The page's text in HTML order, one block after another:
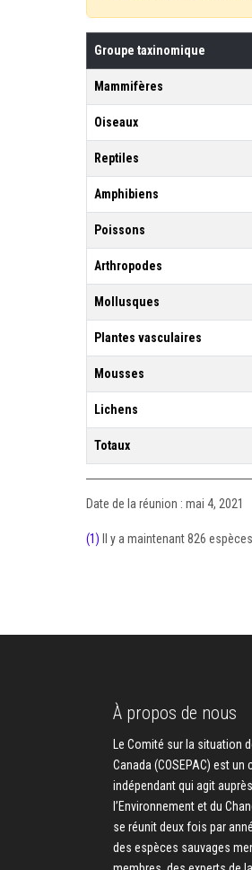
Groupe taxinomique
Mammifères
Oiseaux
Reptiles
Amphibiens
Poissons
Arthropodes
Mollusques
Plantes vasculaires
Mousses
Lichens
Totaux
Date de la réunion : mai 4, 2021
(1) Il y a maintenant 826
À propos de nous
Le Comité sur la situation
Canada (COSEPAC) est
indépendant qui agit
l’Environnement et du
se réunit deux fois par
des espèces sauvages